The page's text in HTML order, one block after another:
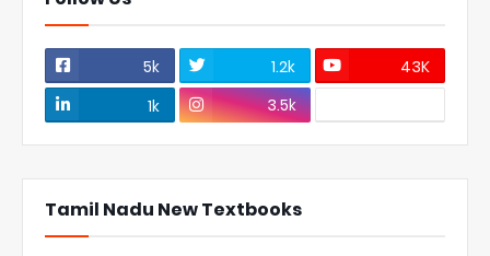
5k 1.2k
43K
1k
3.5k
Tamil Nadu New Textbooks